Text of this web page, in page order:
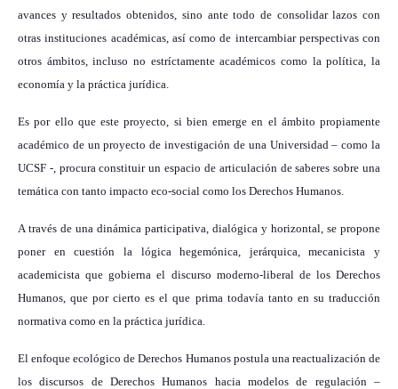
avances y resultados obtenidos, sino ante todo de consolidar lazos con
otras instituciones académicas, así como de intercambiar perspectivas con
otros ámbitos, incluso no estríctamente académicos como la política, la
economía y la práctica jurídica.
Es por ello que este proyecto, si bien emerge en el ámbito propiamente
académico de un proyecto de investigación de una Universidad – como la
UCSF -, procura constituir un espacio de articulación de saberes sobre una
temática con tanto impacto eco-social como los Derechos Humanos.
A través de una dinámica participativa, dialógica y horizontal, se propone
poner en cuestión la lógica hegemónica, jerárquica, mecanicista y
academicista que gobierna el discurso moderno-liberal de los Derechos
Humanos, que por cierto es el que prima todavía tanto en su traducción
normativa como en la práctica jurídica.
El enfoque ecológico de Derechos Humanos postula una reactualización de
los discursos de Derechos Humanos hacia modelos de regulación –